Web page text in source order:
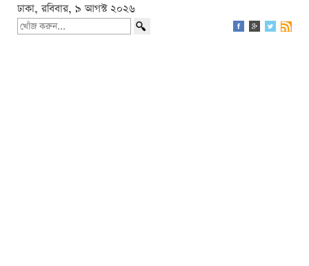
ঢাকা, রবিবার, ৯ আগস্ট ২০২৬